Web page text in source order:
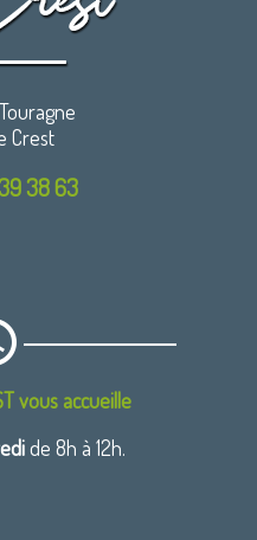
Crest
38 63
vous accueille
de 8h à 12h.